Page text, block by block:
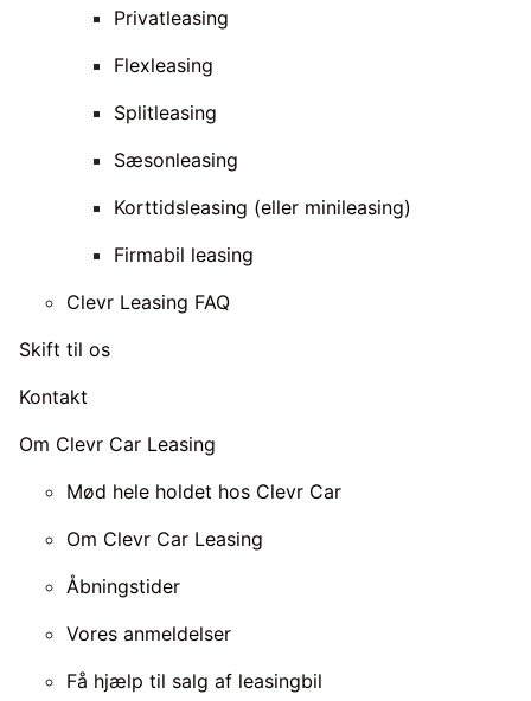
Privatleasing
Flexleasing
Splitleasing
Sæsonleasing
Korttidsleasing (eller minileasing)
Firmabil leasing
Clevr Leasing FAQ
Skift til os
Kontakt
Om Clevr Car Leasing
Mød hele holdet hos Clevr Car
Om Clevr Car Leasing
Åbningstider
Vores anmeldelser
Få hjælp til salg af leasingbil